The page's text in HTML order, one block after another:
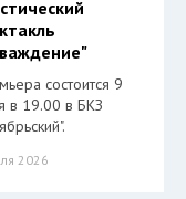
состоится 9
в 19.00 в БКЗ
2026